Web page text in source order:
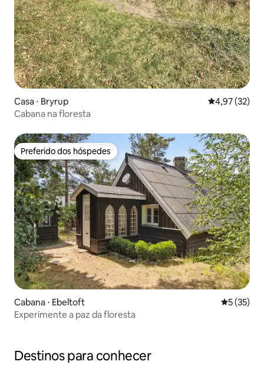
Casa ⋅ Bryrup 4,97 de uma
4,97 (32)
Cabana na floresta
Preferido dos hóspedes
Preferido dos hóspedes
Cabana ⋅ Ebeltoft 5 de uma
5 (35)
Experimente a paz da floresta
Destinos para conhecer